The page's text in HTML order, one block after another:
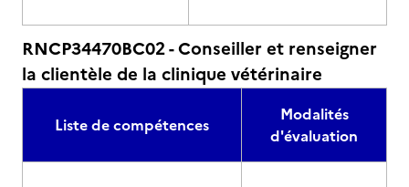
RNCP34470BC02 - Conseiller et renseigner
la clientèle de la clinique vétérinaire
Liste de compétences
Modalités
d'évaluation